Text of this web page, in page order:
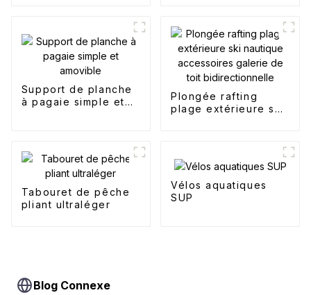
Support de planche
à pagaie simple et
Plongée rafting
plage extérieure ski
bidirectionnelle
Tabouret de pêche
pliant ultraléger
Vélos aquatiques
SUP
Blog Connexe